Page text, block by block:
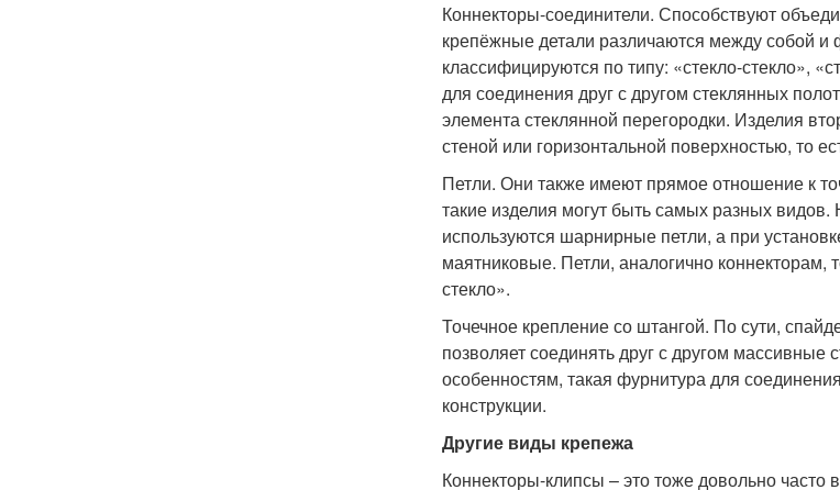
Коннекторы-соединители. Способствуют
крепёжные детали различаются между собой
классифицируются по типу: «стекло-стекло»,
для соединения друг с другом стеклянных
элемента стеклянной перегородки. Изделия
стеной или горизонтальной поверхностью, то
Петли. Они также имеют прямое отношение к
такие изделия могут быть самых разных
используются шарнирные петли, а при
маятниковые. Петли, аналогично коннекторам,
стекло».
Точечное крепление со штангой. По сути,
позволяет соединять друг с другом
особенностям, такая фурнитура для
конструкции.
Другие виды крепежа
Коннекторы-клипсы – это тоже довольно